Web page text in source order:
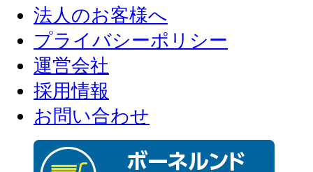
法人のお客様へ
プライバシーポリシー
運営会社
採用情報
お問い合わせ